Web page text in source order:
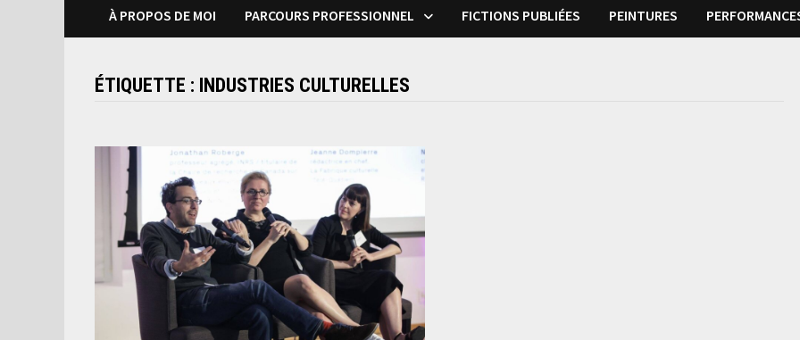
À PROPOS DE MOI PARCOURS PROFESSIONNEL FICTIONS PUBLIÉES PEINTURES
ÉTIQUETTE : INDUSTRIES CULTURELLES